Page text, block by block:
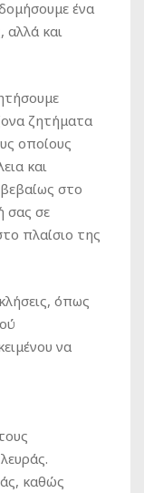
ένα
αλλά και
ζητήματα
οποίους
και
στο
σας σε
πλαίσιο της
όπως
να
καθώς